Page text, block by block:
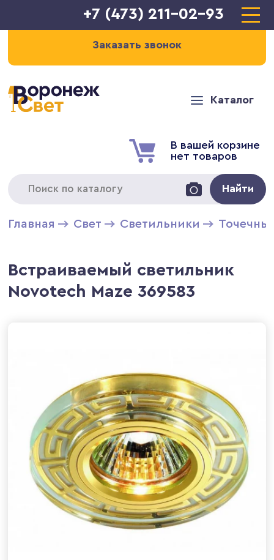
+7 (473) 211-02-93
Заказать звонок
Каталог
В вашей корзине
нет товаров
Найти
Главная Свет Светильники
Встраиваемый светильник
Novotech Maze 369583